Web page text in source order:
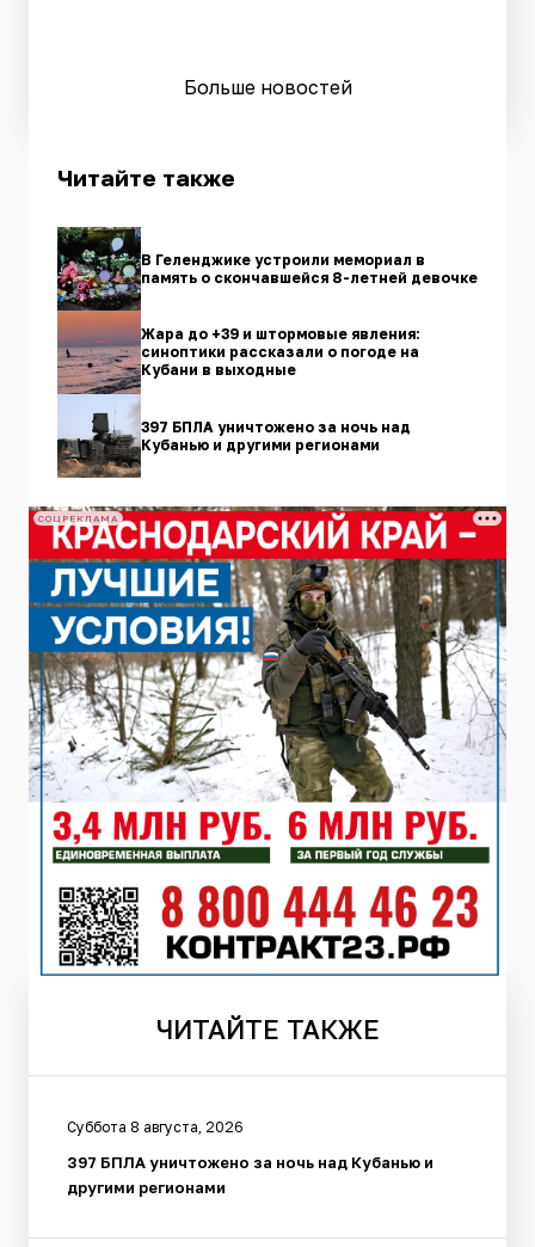
Больше новостей
Читайте также
В Геленджике устроили мемориал в
память о скончавшейся 8-летней девочке
Жара до +39 и штормовые явления:
синоптики рассказали о погоде на
Кубани в выходные
397 БПЛА уничтожено за ночь над
Кубанью и другими регионами
СОЦРЕКЛАМА
ЧИТАЙТЕ ТАКЖЕ
Суббота 8 августа, 2026
397 БПЛА уничтожено за ночь над Кубанью и
другими регионами